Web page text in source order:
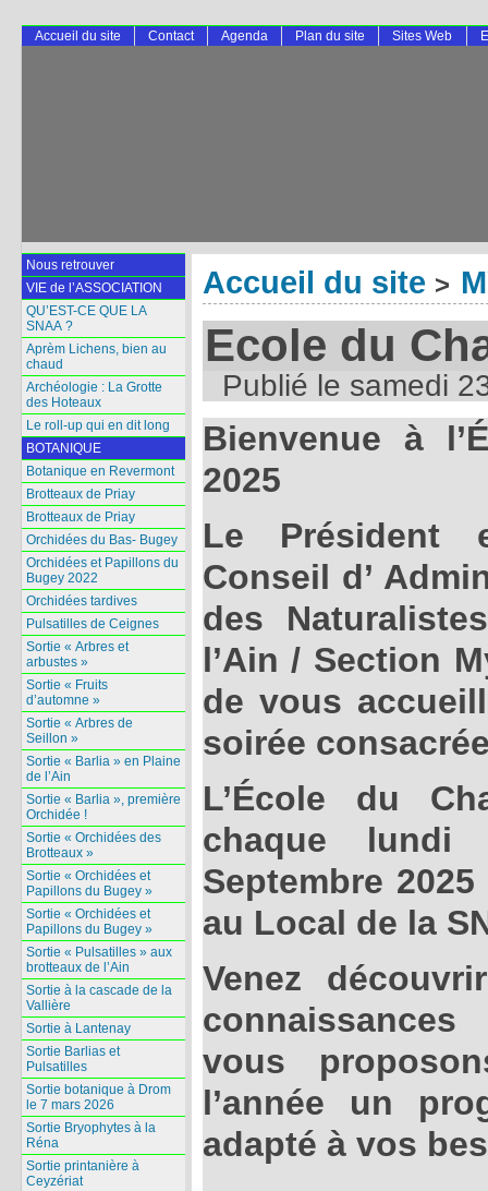
Accueil du site >
Ecole du
Publié le samedi
Bienvenue à
2025
Le Président
Conseil d’
des
l’Ain / Section
de vous
soirée
L’École du
chaque
Septembre 2025
au Local de la
Venez
vous
l’année un
adapté à vos
Accueil du site Contact Agenda Plan du site Sites Web
Nous retrouver
VIE de l’ASSOCIATION
QU’EST-CE QUE LA
SNAA ?
Aprèm Lichens, bien au
chaud
Archéologie : La Grotte
des Hoteaux
Le roll-up qui en dit long
BOTANIQUE
Botanique en Revermont
Brotteaux de Priay
Brotteaux de Priay
Orchidées du Bas- Bugey
Orchidées et Papillons du
Bugey 2022
Orchidées tardives
Pulsatilles de Ceignes
Sortie « Arbres et
arbustes »
Sortie « Fruits
d’automne »
Sortie « Arbres de
Seillon »
Sortie « Barlia » en Plaine
de l’Ain
Sortie « Barlia », première
Orchidée !
Sortie « Orchidées des
Brotteaux »
Sortie « Orchidées et
Papillons du Bugey »
Sortie « Orchidées et
Papillons du Bugey »
Sortie « Pulsatilles » aux
brotteaux de l’Ain
Sortie à la cascade de la
Vallière
Sortie à Lantenay
Sortie Barlias et
Pulsatilles
Sortie botanique à Drom
le 7 mars 2026
Sortie Bryophytes à la
Réna
Sortie printanière à
Ceyzériat